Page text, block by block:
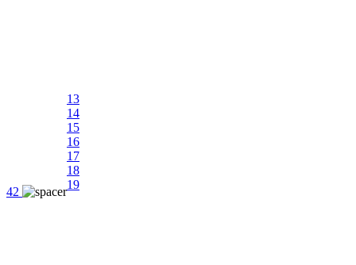
42
13
14
15
16
17
18
19